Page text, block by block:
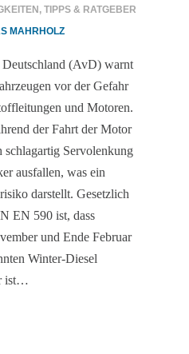
, TIPPS & RATGEBER
MAHRHOLZ
(AvD) warnt
vor der Gefahr
und Motoren.
der Fahrt der Motor
schlagartig Servolenkung
ausfallen, was ein
darstellt. Gesetzlich
EN 590 ist, dass
und Ende Februar
Winter-Diesel
ist…